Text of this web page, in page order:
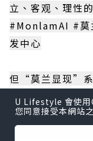
立、客观、理性
#MonlamAI #莫
发中心
但“莫兰显现”系
元素，甚至沦为
技术研发的伦理
动文明进步的初
U Lifestyle 會使用
您同意接受本網站之